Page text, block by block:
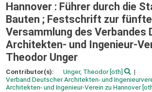
Hannover : Führer durch die
Bauten ; Festschrift zur
Versammlung des Verbandes
Architekten- und Ingenieur-
Theodor Unger
Contributor(s): Unger, Theodor[oth]
Verband Deutscher Architekten- und
Architekten- und Ingenieur-Verein zu Hannover